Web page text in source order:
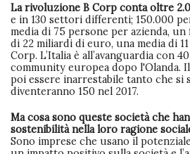
La rivoluzione B Corp conta oltre
e in 130 settori differenti; 150.000
media di 75 persone per azienda,
di 22 miliardi di euro, una media di
Corp. L’Italia è all’avanguardia con
community europea dopo l'Olanda.
poi essere inarrestabile tanto che si
diventeranno 150 nel 2017.
Ma cosa sono queste società che
sostenibilità nella loro ragione
Sono imprese che usano il